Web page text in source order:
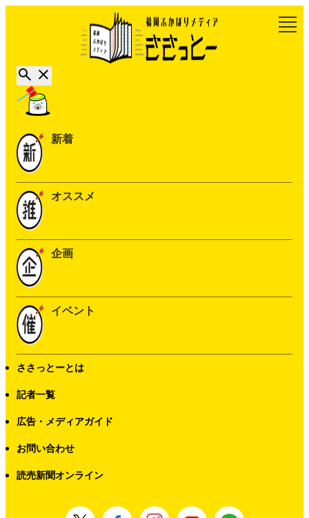
新着
オススメ
企画
イベント
ささっとーとは
記者一覧
広告・メディアガイド
お問い合わせ
読売新聞オンライン